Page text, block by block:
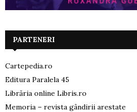
PARTENERI
Cartepedia.ro
Editura Paralela 45
Librăria online Libris.ro
Memoria – revista gândirii arestate